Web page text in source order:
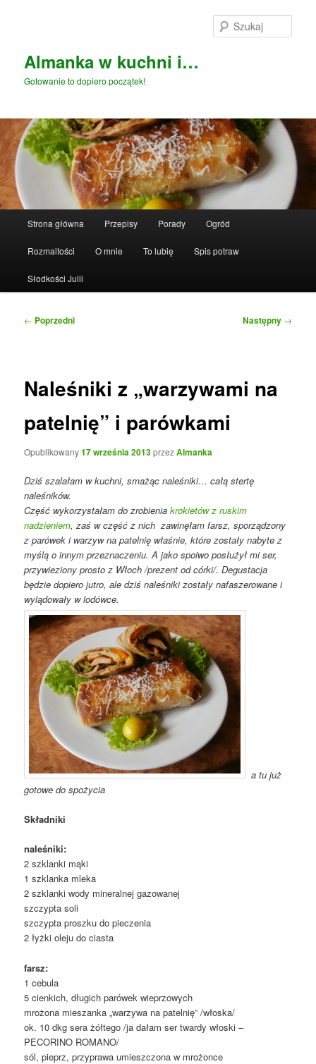
Almanka w kuchni i…
Gotowanie to dopiero początek!
Strona główna Przepisy Porady Ogród
Rozmaitości O mnie To lubię Spis potraw
Słodkości Julii
Nawigacja
← Poprzedni Następny →
Naleśniki z „warzywami na
patelnię” i parówkami
Opublikowany17 września 2013przezAlmanka
Dziś szalałam w kuchni, smażąc naleśniki… całą stertę
naleśników.
Część wykorzystałam do zrobieniakrokietów z ruskim
nadzieniem,zaś w część z nich zawinęłam farsz, sporządzony
z parówek i warzyw na patelnię właśnie, które zostały nabyte z
myślą o innym przeznaczeniu. A jako spoiwo posłużył mi ser,
przywieziony prosto z Włoch /prezent od córki/. Degustacja
będzie dopiero jutro, ale dziś naleśniki zostały nafaszerowane i
wylądowały w lodówce.
a tu już
gotowe do spożycia
Składniki
naleśniki:
2 szklanki mąki
1 szklanka mleka
2 szklanki wody mineralnej gazowanej
szczypta soli
szczypta proszku do pieczenia
2 łyżki oleju do ciasta
farsz:
1 cebula
5 cienkich, długich parówek wieprzowych
mrożona mieszanka „warzywa na patelnię” /włoska/
ok. 10 dkg sera żółtego /ja dałam ser twardy włoski –
PECORINO ROMANO/
sól, pieprz, przyprawa umieszczona w mrożonce